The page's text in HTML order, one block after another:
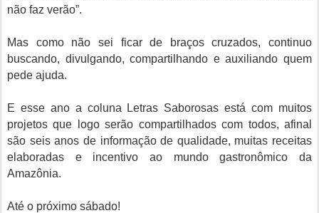
não faz verão”.
Mas como não sei ficar de braços cruzados, continuo
buscando, divulgando, compartilhando e auxiliando quem
pede ajuda.
E esse ano a coluna Letras Saborosas está com muitos
projetos que logo serão compartilhados com todos, afinal
são seis anos de informação de qualidade, muitas receitas
elaboradas e incentivo ao mundo gastronômico da
Amazônia.
Até o próximo sábado!